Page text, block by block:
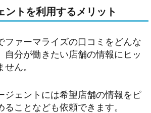
ントを利用するメリット
ファーマライズの口コミをどんな
自分が働きたい店舗の情報にヒッ
ん。
ジェントには希望店舗の情報をピ
ることなども依頼できます。